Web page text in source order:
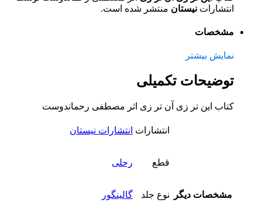
انتشارات نیستان منتشر شده است.
مشخصات
نمایش بیشتر
توضیحات تکمیلی
کتاب این تر زی آن تر زی اثر مصطفی رحماندوست
مشخصات دیگر
انتشارات انتشارات نیستان
قطع رحلی
نوع جلد گالینگور